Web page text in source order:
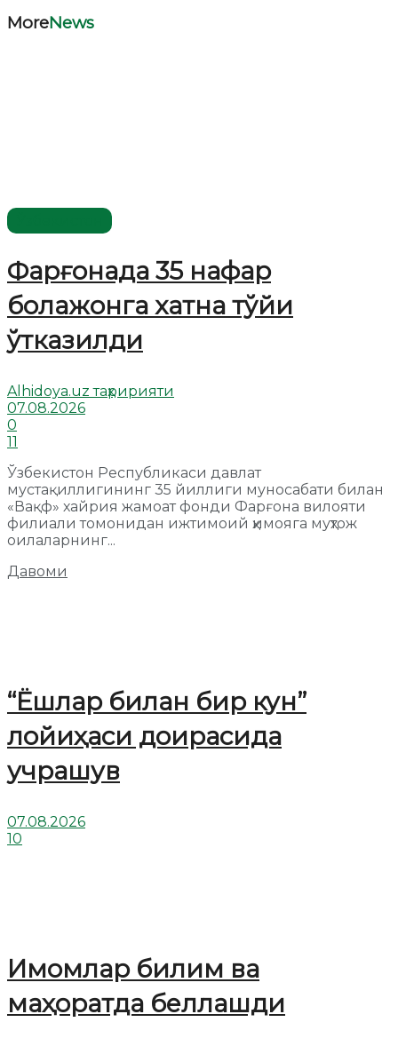
MoreNews
Фарғонада 35 нафар
болажонга хатна тўйи
ўтказилди
Alhidoya.uz таҳририяти
07.08.2026
0
11
Ўзбекистон Республикаси давлат
мустақиллигининг 35 йиллиги муносабати билан
«Вақф» хайрия жамоат фонди Фарғона вилояти
филиали томонидан ижтимоий ҳимояга муҳтож
оилаларнинг...
Давоми
“Ёшлар билан бир кун”
лойиҳаси доирасида
учрашув
07.08.2026
10
Имомлар билим ва
маҳоратда беллашди